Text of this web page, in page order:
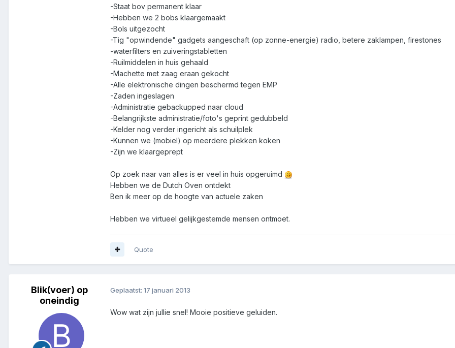
-Staat bov permanent klaar
-Hebben we 2 bobs klaargemaakt
-Bols uitgezocht
-Tig "opwindende" gadgets aangeschaft (op zonne-energie) radio, betere zaklampen, firestones
-waterfilters en zuiveringstabletten
-Ruilmiddelen in huis gehaald
-Machette met zaag eraan gekocht
-Alle elektronische dingen beschermd tegen EMP
-Zaden ingeslagen
-Administratie gebackupped naar cloud
-Belangrijkste administratie/foto's geprint gedubbeld
-Kelder nog verder ingericht als schuilplek
-Kunnen we (mobiel) op meerdere plekken koken
-Zijn we klaargeprept
Op zoek naar van alles is er veel in huis opgeruimd
Hebben we de Dutch Oven ontdekt
Ben ik meer op de hoogte van actuele zaken
Hebben we virtueel gelijkgestemde mensen ontmoet.
Quote
Blik(voer) op
oneindig
Geplaatst: 17 januari 2013
Wow wat zijn jullie snel! Mooie positieve geluiden.